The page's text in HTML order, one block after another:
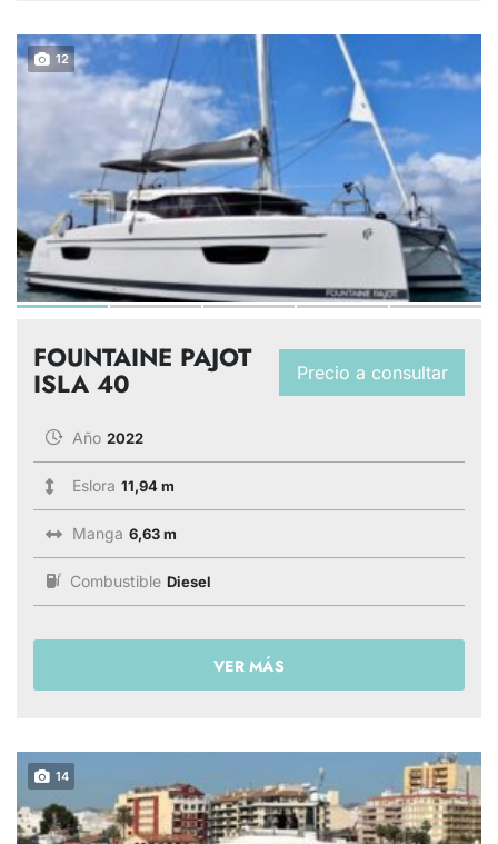
12
Precio a consultar
FOUNTAINE PAJOT
ISLA 40
Año 2022
Eslora 11,94 m
Manga 6,63 m
Combustible Diesel
VER MÁS
14